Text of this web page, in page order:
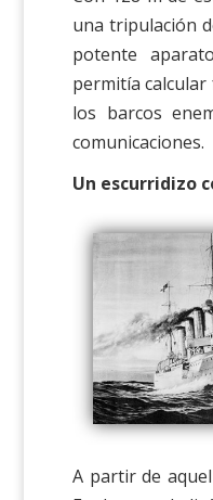
una tripulación
potente
permitía
los barcos
comunicaciones.
Un escurridizo
A partir de